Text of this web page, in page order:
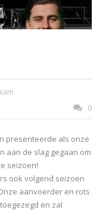
0
presenteerde als onze
aan de slag gegaan om
seizoen!
ook volgend seizoen
aanvoerder en rots
en zal